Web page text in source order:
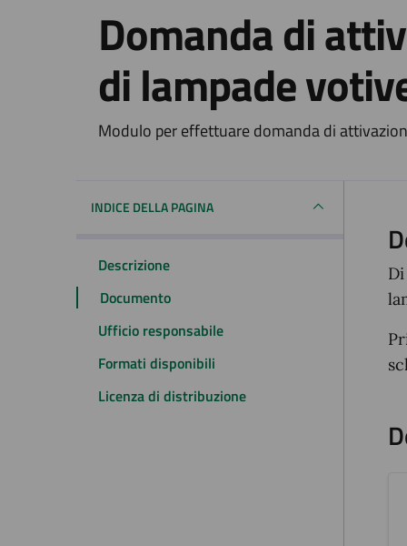
Domanda di
di lampade
Dettagli del
Modulo per effettuare domanda di
INDICE DELLA PAGINA
Descrizione
Documento
Ufficio responsabile
Formati disponibili
Licenza di distribuzione